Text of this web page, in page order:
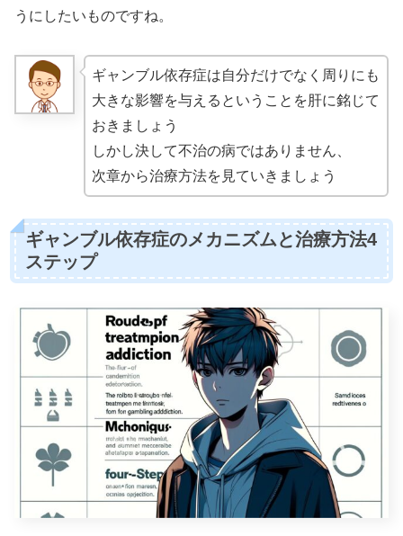
うにしたいものですね。
ギャンブル依存症は自分だけでなく周りにも
大きな影響を与えるということを肝に銘じて
おきましょう
しかし決して不治の病ではありません、
次章から治療方法を見ていきましょう
ギャンブル依存症のメカニズムと治療方法4
ステップ